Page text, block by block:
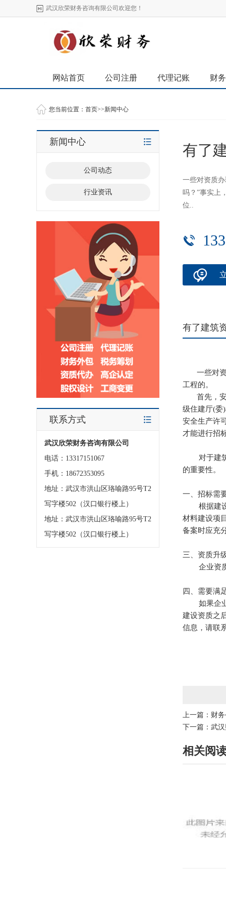
武汉欣荣财务咨询有限公司欢迎您！
网站首页 公司注册 代理记账 财
您当前位置： 首页>>新闻中心
新闻中心
公司动态
行业资讯
联系方式
武汉欣荣财务咨询有限公司
电话：13317151067
手机：18672353095
地址：武汉市洪山区珞喻路95号T2
写字楼502（汉口银行楼上）
地址：武汉市洪山区珞喻路95号T2
写字楼502（汉口银行楼上）
有了
一些对资质
吗？”事实上
位..
有了建筑
一些对资
工程的。
首先，安
级住建厅(委
安全生产许
才能进行招
对于建筑
的重要性。
一、招标
根据建设
材料建设项
备案时应充
三、资质升
企业资质
四、需要
如果企业
建设资质之
信息，请联
上一篇： 财
下一篇： 武
相关阅